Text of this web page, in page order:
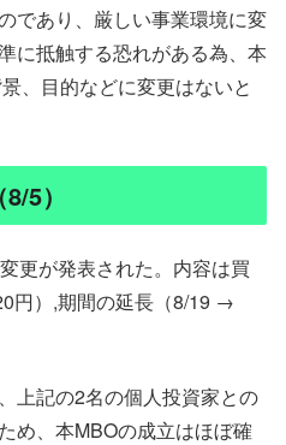
であり、厳しい事業環境に変
に抵触する恐れがある為、本
、目的などに変更はないと
5）
更が発表された。内容は買
円）,期間の延長（8/19 →
上記の2名の個人投資家との
め、本MBOの成立はほぼ確